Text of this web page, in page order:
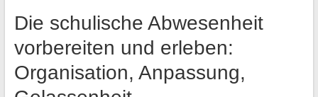
Die schulische Abwesenheit
vorbereiten und erleben:
Organisation, Anpassung,